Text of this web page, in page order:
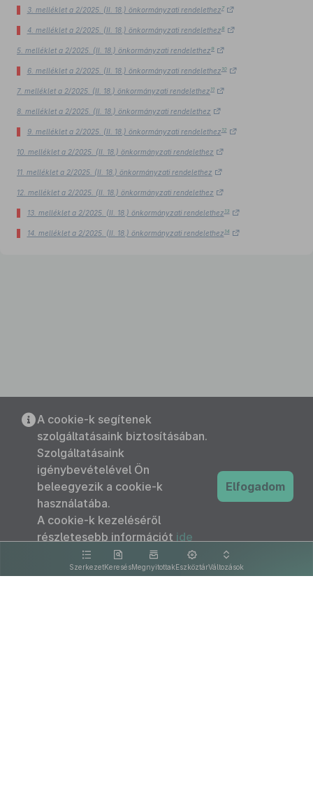
3. melléklet a 2/2025. (II. 18.) önkormányzati rendelethez7
4. melléklet a 2/2025. (II. 18.) önkormányzati rendelethez8
5. melléklet a 2/2025. (II. 18.) önkormányzati rendelethez9
6. melléklet a 2/2025. (II. 18.) önkormányzati rendelethez10
7. melléklet a 2/2025. (II. 18.) önkormányzati rendelethez 11
8. melléklet a 2/2025. (II. 18.) önkormányzati rendelethez
9. melléklet a 2/2025. (II. 18.) önkormányzati rendelethez12
10. melléklet a 2/2025. (II. 18.) önkormányzati rendelethez
11. melléklet a 2/2025. (II. 18.) önkormányzati rendelethez
12. melléklet a 2/2025. (II. 18.) önkormányzati rendelethez
13. melléklet a 2/2025. (II. 18.) önkormányzati rendelethez13
14. melléklet a 2/2025. (II. 18.) önkormányzati rendelethez14
SzerkezetKeresésMegnyitottakEszköztárVáltozások
A cookie-k segítenek
szolgáltatásaink biztosításában.
Szolgáltatásaink
igénybevételével Ön
beleegyezik a cookie-k
használatába.
A cookie-k kezeléséről
részletesebb információt ide
kattintva olvashat.
Elfogadom